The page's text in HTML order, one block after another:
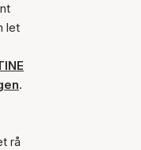
let
.
rå